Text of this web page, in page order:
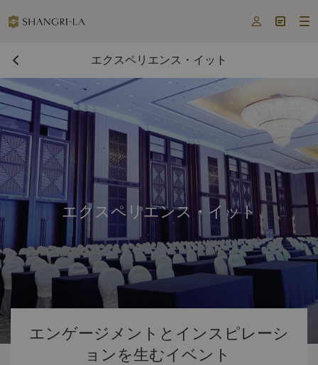
  
エクスペリエンス・イット
エクスペリエンス・イット
エンゲージメントとインスピレーシ
ョンを生むイベント